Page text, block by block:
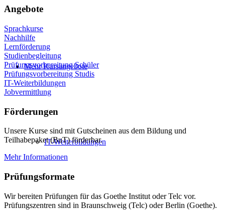
Mehr Kursangebote
IT-Weiterbildungen
Angebote
Sprachkurse
Nachhilfe
Lernförderung
Studienbegleitung
Prüfungsvorbereitung Schüler
Prüfungsvorbereitung Studis
IT-Weiterbildungen
Jobvermittlung
Förderungen
Unsere Kurse sind mit Gutscheinen aus dem Bildung und
Teilhabepaket (BuT) förderbar.
Mehr Informationen
Prüfungsformate
Wir bereiten Prüfungen für das Goethe Institut oder Telc vor.
Prüfungszentren sind in Braunschweig (Telc) oder Berlin (Goethe).